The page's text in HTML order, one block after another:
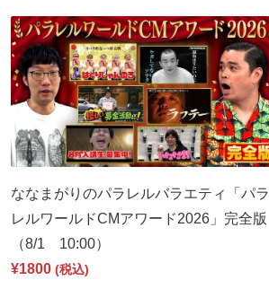
ななまがりのパラレルバラエティ「パラ
レルワールドCMアワード2026」完全版
（8/1 10:00）
¥1800 (税込)